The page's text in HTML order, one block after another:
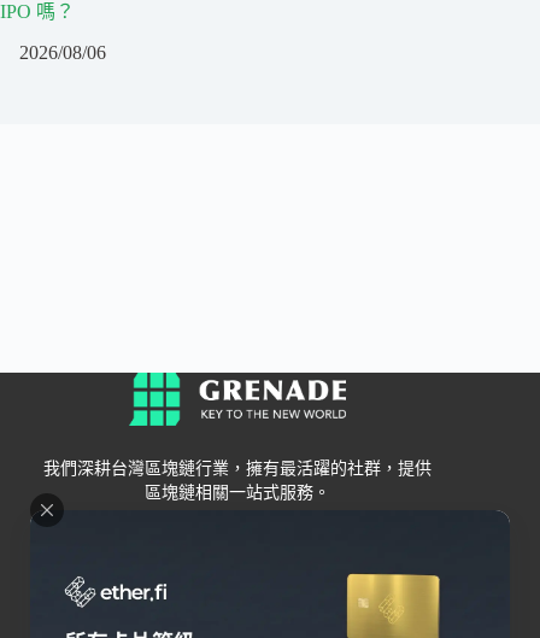
IPO 嗎？
2026/08/06
我們深耕台灣區塊鏈行業，擁有最活躍的社群，提供
區塊鏈相關一站式服務。
Grenade
關於我們
交易所